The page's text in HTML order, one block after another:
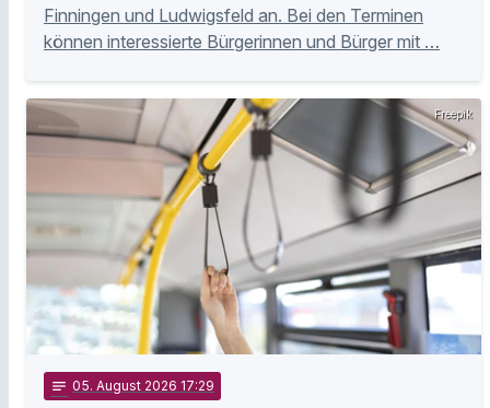
Finningen und Ludwigsfeld an. Bei den Terminen
können interessierte Bürgerinnen und Bürger mit …
Freepik
notes 05. August 2026 17:29